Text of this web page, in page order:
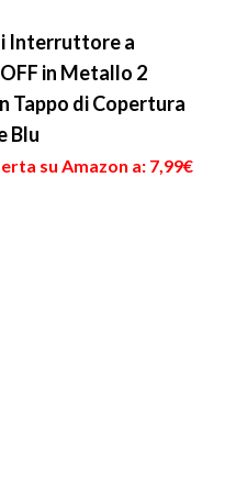
Interruttore a
in Metallo 2
Tappo di Copertura
Blu
su Amazon a: 7,99€